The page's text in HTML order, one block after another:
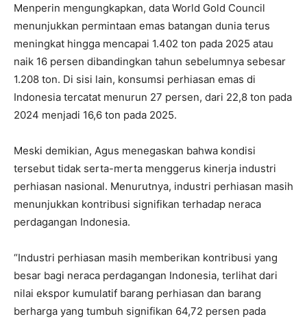
Menperin mengungkapkan, data World Gold Council
menunjukkan permintaan emas batangan dunia terus
meningkat hingga mencapai 1.402 ton pada 2025 atau
naik 16 persen dibandingkan tahun sebelumnya sebesar
1.208 ton. Di sisi lain, konsumsi perhiasan emas di
Indonesia tercatat menurun 27 persen, dari 22,8 ton pada
2024 menjadi 16,6 ton pada 2025.
Meski demikian, Agus menegaskan bahwa kondisi
tersebut tidak serta-merta menggerus kinerja industri
perhiasan nasional. Menurutnya, industri perhiasan masih
menunjukkan kontribusi signifikan terhadap neraca
perdagangan Indonesia.
“Industri perhiasan masih memberikan kontribusi yang
besar bagi neraca perdagangan Indonesia, terlihat dari
nilai ekspor kumulatif barang perhiasan dan barang
berharga yang tumbuh signifikan 64,72 persen pada